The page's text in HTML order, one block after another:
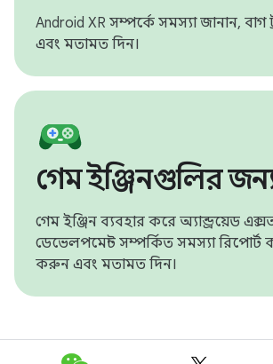
Android XR সম্পর্কে সমস্যা জানান,
এবং মতামত দিন।
গেম ইঞ্জিনগুলির
গেম ইঞ্জিন ব্যবহার করে অ্যান্ড্রয়েড
ডেভেলপমেন্ট সম্পর্কিত সমস্যা রিপোর্ট
করুন এবং মতামত দিন।